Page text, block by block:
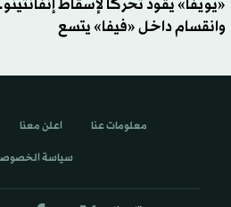
«يويفا» يقود تحركاً لإسقاط
وانقسام داخل «فيفا» يتسع
معلومات عنا اعلن معنا
سياسة